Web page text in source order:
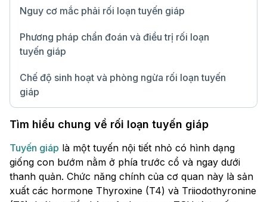
Nguy cơ mắc phải rối loạn tuyến giáp
Phương pháp chẩn đoán và điều trị rối loạn
tuyến giáp
Chế độ sinh hoạt và phòng ngừa rối loạn tuyến
giáp
Tìm hiểu chung về rối loạn tuyến giáp
Tuyến giáp là một tuyến nội tiết nhỏ có hình dạng
giống con bướm nằm ở phía trước cổ và ngay dưới
thanh quản. Chức năng chính của cơ quan này là sản
xuất các hormone Thyroxine (T4) và Triiodothyronine